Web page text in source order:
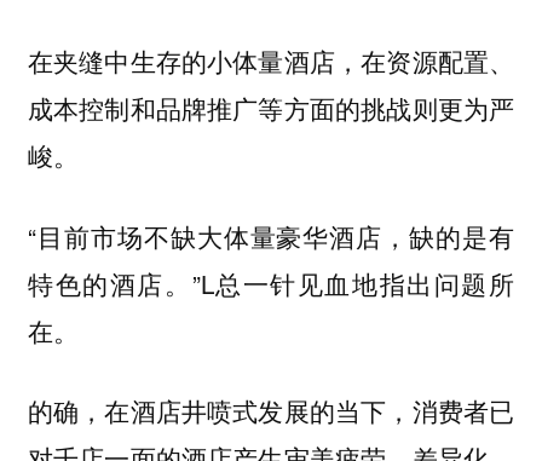
在夹缝中生存的小体量酒店，在资源配置、
成本控制和品牌推广等方面的挑战则更为严
峻。
“目前市场不缺大体量豪华酒店，缺的是有
特色的酒店。”L总一针见血地指出问题所
在。
的确，在酒店井喷式发展的当下，消费者已